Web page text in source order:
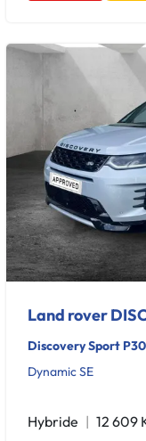
Land rover
Discovery Sport
Dynamic SE
Hybride 12 609